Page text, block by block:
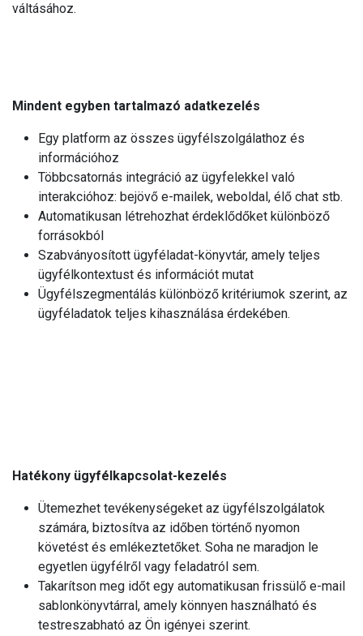
váltásához.
Mindent egyben tartalmazó adatkezelés
Egy platform az összes ügyfélszolgálathoz és
információhoz
Többcsatornás integráció az ügyfelekkel való
interakcióhoz: bejövő e-mailek, weboldal, élő chat stb.
Automatikusan létrehozhat érdeklődőket különböző
forrásokból
Szabványosított ügyféladat-könyvtár, amely teljes
ügyfélkontextust és információt mutat
Ügyfélszegmentálás különböző kritériumok szerint, az
ügyféladatok teljes kihasználása érdekében.
Hatékony ügyfélkapcsolat-kezelés
Ütemezhet tevékenységeket az ügyfélszolgálatok
számára, biztosítva az időben történő nyomon
követést és emlékeztetőket. Soha ne maradjon le
egyetlen ügyfélről vagy feladatról sem.
Takarítson meg időt egy automatikusan frissülő e-mail
sablonkönyvtárral, amely könnyen használható és
testreszabható az Ön igényei szerint.